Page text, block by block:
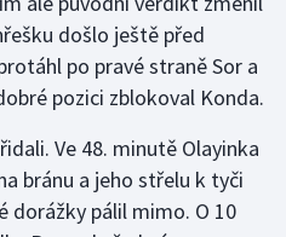
došlo ještě před
po pravé straně Sor a
pozici zblokoval Konda.
Ve 48. minutě Olayinka
bránu a jeho střelu k tyči
dorážky pálil mimo. O 10